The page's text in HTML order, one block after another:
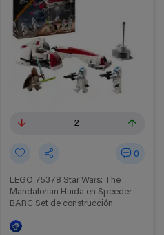
2
0
LEGO 75378 Star Wars: The
Mandalorian Huida en Speeder
BARC Set de construcción